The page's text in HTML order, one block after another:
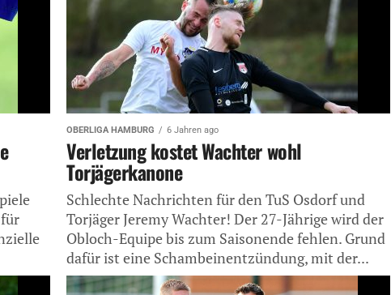
OBERLIGA HAMBURG 6 Jahren ago
Verletzung kostet Wachter wohl
Torjägerkanone
Schlechte Nachrichten für den TuS Osdorf und
Torjäger Jeremy Wachter! Der 27-Jährige wird der
Obloch-Equipe bis zum Saisonende fehlen. Grund
dafür ist eine Schambeinentzündung, mit der...